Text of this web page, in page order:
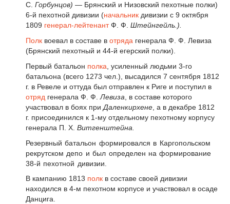
С. Горбунцов) — Брянский и Низовский пехотные полки)
6-й пехотной дивизии (начальник дивизии с 9 октября
1809 генерал-лейтенантФ. Ф. Штейнгейль.).
Полк воевал в составе в отряда генерала Ф. Ф. Левиза
(Брянский пехотный и 44-й егерский полки).
Первый батальон полка , усиленный людьми 3-го
батальона (всего 1273 чел.), высадился 7 сентября 1812
г. в Ревеле и оттуда был отправлен к Риге и поступил в
отряд генерала Ф. Ф. Левиза , в составе которого
участвовал в боях при Даленкирхене , а в декабре 1812
г. присоединился к 1-му отдельному пехотному корпусу
генерала П. X. Витгенштейна.
Резервный батальон формировался в Каргопольском
рекрутском депо и был определен на формирование
38-й пехотной дивизии.
В кампанию 1813 полк в составе своей дивизии
находился в 4-м пехотном корпусе и участвовал в осаде
Данцига.